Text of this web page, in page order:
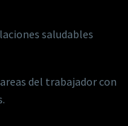
saludables
del trabajador con